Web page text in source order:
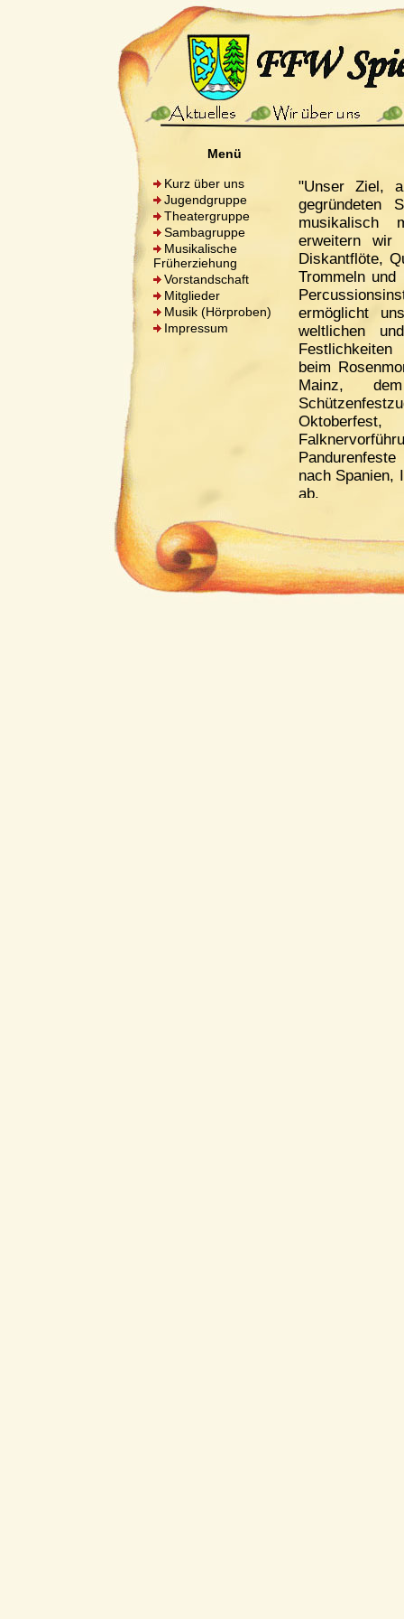
Menü
Kurz über uns
Jugendgruppe
Theatergruppe
Sambagruppe
Musikalische
Früherziehung
Vorstandschaft
Mitglieder
Musik (Hörproben)
Impressum
"Unser Ziel,
gegründeten
musikalisch
erweitern wir
Diskantflöte,
Trommeln
ermöglicht
weltlichen
Festlichkeiten
beim
Mainz,
nach Spanien,
ab.